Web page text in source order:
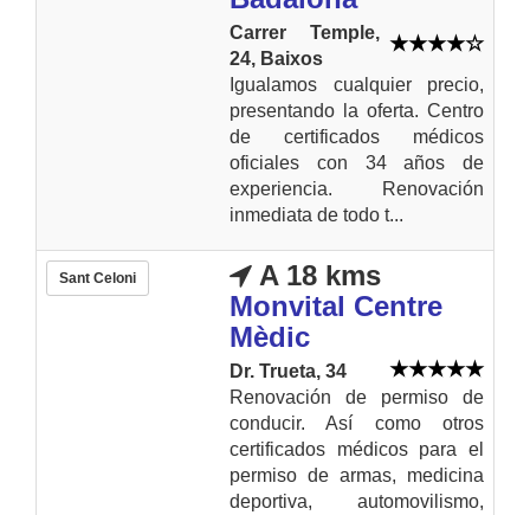
Carrer Temple,
24, Baixos
Igualamos cualquier precio,
presentando la oferta. Centro
de certificados médicos
oficiales con 34 años de
experiencia. Renovación
inmediata de todo t...
Sant Celoni
A 18 kms
Monvital Centre
Mèdic
Dr. Trueta, 34
Renovación de permiso de
conducir. Así como otros
certificados médicos para el
permiso de armas, medicina
deportiva, automovilismo,